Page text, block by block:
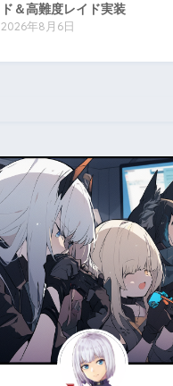
ド＆高難度レイド実装
2026年8月6日